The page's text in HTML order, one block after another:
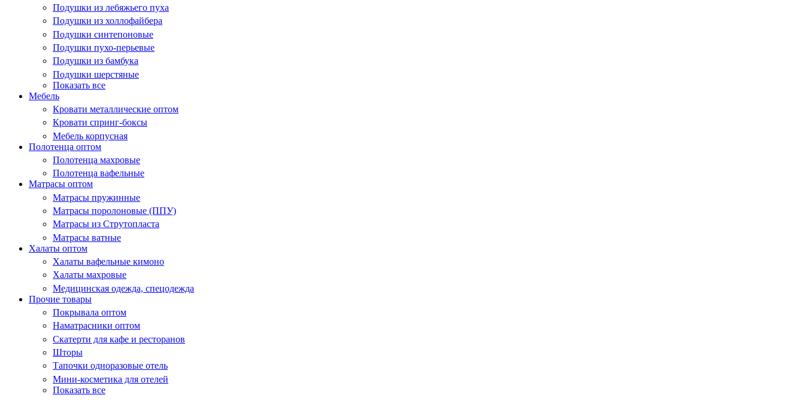
Подушки из лебяжьего пуха
Подушки из холлофайбера
Подушки синтепоновые
Подушки пухо-перьевые
Подушки из бамбука
Подушки шерстяные
Показать все
Мебель
Кровати металлические оптом
Кровати спринг-боксы
Мебель корпусная
Полотенца оптом
Полотенца махровые
Полотенца вафельные
Матрасы оптом
Матрасы пружинные
Матрасы поролоновые (ППУ)
Матрасы из Струтопласта
Матрасы ватные
Халаты оптом
Халаты вафельные кимоно
Халаты махровые
Медицинская одежда, спецодежда
Прочие товары
Покрывала оптом
Наматрасники оптом
Скатерти для кафе и ресторанов
Шторы
Тапочки одноразовые отель
Мини-косметика для отелей
Показать все